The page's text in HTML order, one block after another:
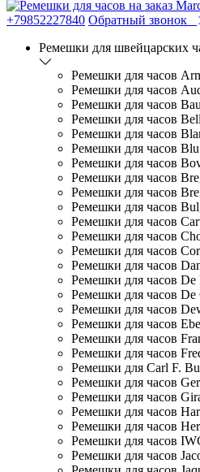
+79852227840 Обратный звонок
Ремешки для швейцарских
Ремешки для часов
Ремешки для часов
Ремешки для часов
Ремешки для часов
Ремешки для часов
Ремешки для часов Blu
Ремешки для часов
Ремешки для часов
Ремешки для часов
Ремешки для часов
Ремешки для часов
Ремешки для часов
Ремешки для часов
Ремешки для часов
Ремешки для часов De
Ремешки для часов De
Ремешки для часов
Ремешки для часов
Ремешки для часов
Ремешки для часов
Ремешки для Carl F.
Ремешки для часов
Ремешки для часов
Ремешки для часов
Ремешки для часов
Ремешки для часов
Ремешки для часов